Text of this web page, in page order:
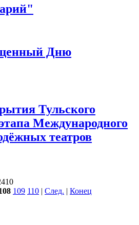
Дню
Тульского
Международного
театров
109 110 | След. | Конец